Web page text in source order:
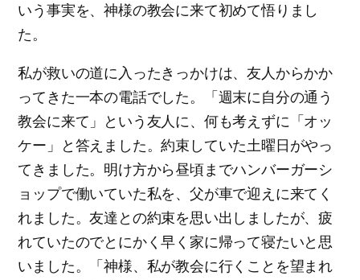
いう事実を、神様の教会に来て初めて悟りまし
た。
私が救いの道に入ったきっかけは、友人からかか
ってきた一本の電話でした。「週末に自分の通う
教会に来て」という友人に、何も考えずに「オッ
ケー」と答えました。約束していた土曜日がやっ
てきました。明け方から昼頃までハンバーガーシ
ョップで働いていた私を、父が車で迎えに来てく
れました。友達との約束を思い出しましたが、疲
れていたのでとにかく早く家に帰って寝たいと思
いました。「神様、私が教会に行くことを望まれ